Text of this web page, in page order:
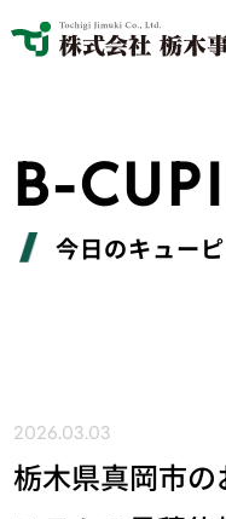
B-
今日のキュー
2026.03.03
栃木県真岡市